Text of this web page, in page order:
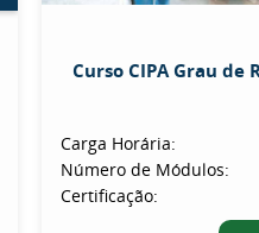
Curso CIPA Grau de
Carga Horária:
Número de Módulos:
Certificação: